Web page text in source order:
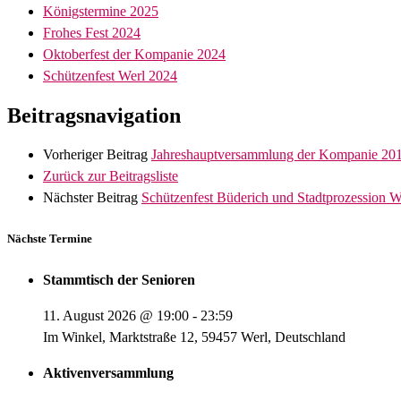
Königstermine 2025
Frohes Fest 2024
Oktoberfest der Kompanie 2024
Schützenfest Werl 2024
Beitragsnavigation
Vorheriger Beitrag Jahreshauptversammlung der Kompanie
Zurück zur Beitragsliste
Nächster Beitrag Schützenfest Büderich und Stadtprozession
Nächste Termine
Stammtisch der Senioren
11. August 2026 @ 19:00 - 23:59
Im Winkel, Marktstraße 12, 59457 Werl, Deutschland
Aktivenversammlung